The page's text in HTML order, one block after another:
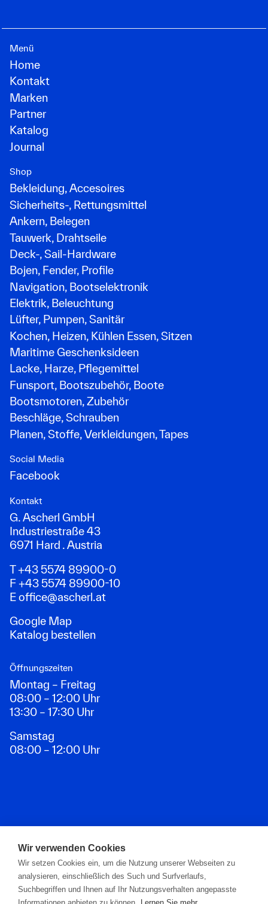
Menü
Home
Kontakt
Marken
Partner
Katalog
Journal
Shop
Bekleidung, Accesoires
Sicherheits-, Rettungsmittel
Ankern, Belegen
Tauwerk, Drahtseile
Deck-, Sail-Hardware
Bojen, Fender, Profile
Navigation, Bootselektronik
Elektrik, Beleuchtung
Lüfter, Pumpen, Sanitär
Kochen, Heizen, Kühlen Essen, Sitzen
Maritime Geschenksideen
Lacke, Harze, Pflegemittel
Funsport, Bootszubehör, Boote
Bootsmotoren, Zubehör
Beschläge, Schrauben
Planen, Stoffe, Verkleidungen, Tapes
Social Media
Facebook
Kontakt
G. Ascherl GmbH
Industriestraße 43
6971 Hard . Austria
T +43 5574 89900-0
F +43 5574 89900-10
Eoffice@ascherl.at
Google Map
Katalog bestellen
Öffnungszeiten
Montag – Freitag
08:00 – 12:00 Uhr
13:30 – 17:30 Uhr
Samstag
08:00 – 12:00 Uhr
Zahlungsarten
Wir verwenden Cookies
Wir setzen Cookies ein, um die Nutzung unserer Webseiten zu
analysieren, einschließlich des Such und Surfverlaufs,
Suchbegriffen und Ihnen auf Ihr Nutzungsverhalten angepasste